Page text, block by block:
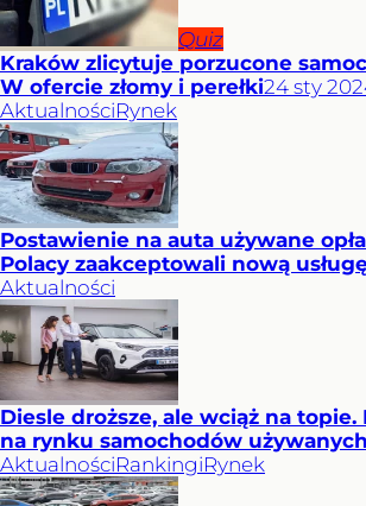
Quiz
Kraków zlicytuje porzucone
W ofercie złomy i perełki24 sty
AktualnościRynek
Postawienie na auta używane
Polacy zaakceptowali nową
Aktualności
Diesle droższe, ale wciąż na topie.
na rynku samochodów używanych
AktualnościRankingiRynek